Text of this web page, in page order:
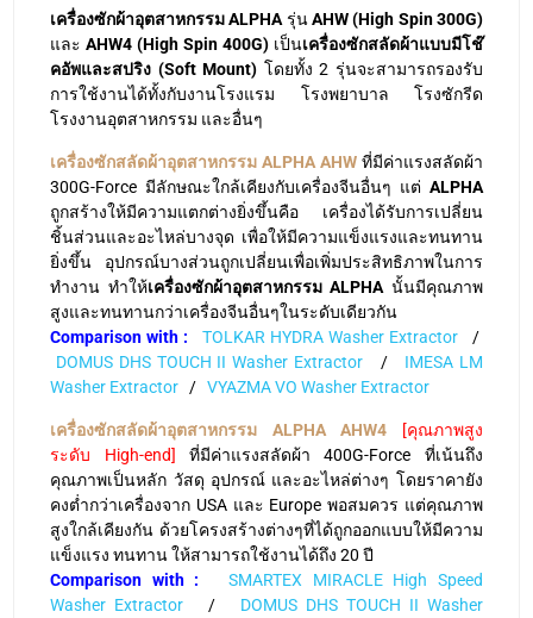
เครื่องซักผ้าอุตสาหกรรม ALPHA รุ่นAHW(High Spin 300G)
และAHW4 (High Spin 400G)เป็นเครื่องซักสลัดผ้าแบบมีโช๊
คอัพและสปริง (Soft Mount) โดยทั้ง 2 รุ่นจะสามารถรองรับ
การใช้งานได้ทั้งกับงานโรงแรม โรงพยาบาล โรงซักรีด
โรงงานอุตสาหกรรม และอื่นๆ
เครื่องซักสลัดผ้าอุตสาหกรรม ALPHA AHWที่มีค่าแรงสลัดผ้า
300G-Force มีลักษณะใกล้เคียงกับเครื่องจีนอื่นๆ แต่ ALPHA
ถูกสร้างให้มีความแตกต่างยิ่งขึ้นคือ เครื่องได้รับการเปลี่ยน
ชิ้นส่วนและอะไหล่บางจุด เพื่อให้มีความแข็งแรงและทนทาน
ยิ่งขึ้น อุปกรณ์บางส่วนถูกเปลี่ยนเพื่อเพิ่มประสิทธิภาพในการ
ทำงาน ทำให้เครื่องซักผ้าอุตสาหกรรม ALPHA นั้นมีคุณภาพ
สูงและทนทานกว่าเครื่องจีนอื่นๆในระดับเดียวกัน
Comparison with :
TOLKAR HYDRA Washer Extractor/
DOMUS DHS TOUCH II Washer Extractor / IMESA LM
Washer Extractor /VYAZMA VO Washer Extractor
เครื่องซักสลัดผ้าอุตสาหกรรม ALPHA AHW4
[คุณภาพสูง
ระดับ High-end]
ที่มีค่าแรงสลัดผ้า 400G-Force ที่เน้นถึง
คุณภาพเป็นหลัก วัสดุ อุปกรณ์ และอะไหล่ต่างๆ โดยราคายัง
คงต่ำกว่าเครื่องจาก USA และ Europe พอสมควร แต่คุณภาพ
สูงใกล้เคียงกัน ด้วยโครงสร้างต่างๆที่ได้ถูกออกแบบให้มีความ
แข็งแรง ทนทาน ให้สามารถใช้งานได้ถึง 20 ปี
Comparison with :
SMARTEX MIRACLE High Speed
Washer Extractor / DOMUS DHS TOUCH II Washer